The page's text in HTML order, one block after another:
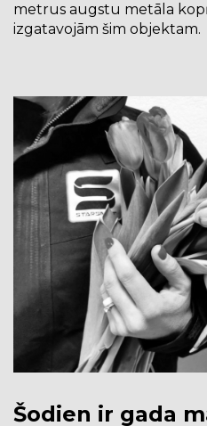
metrus augstu metāla
izgatavojām šim objektam.
Šodien ir gada